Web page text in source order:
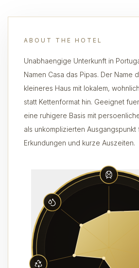
ABOUT THE HOTEL
Unabhaengige Unterkunft in
Namen Casa das Pipas. Der Name
kleineres Haus mit lokalem,
statt Kettenformat hin. Geeignet
eine ruhigere Basis mit
als unkomplizierten
Erkundungen und kurze Auszeiten.